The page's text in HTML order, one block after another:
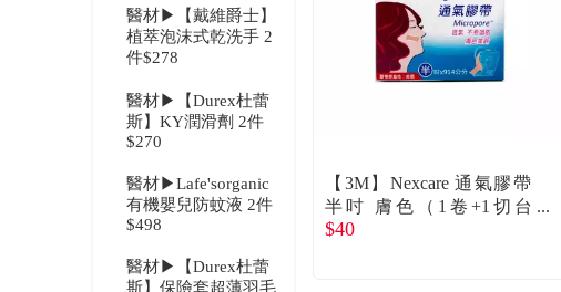
醫材▶【戴維爵士】
植萃泡沫式乾洗手 2
件$278
醫材▶【Durex杜蕾
斯】KY潤滑劑 2件
$270
醫材▶Lafe'sorganic
有機嬰兒防蚊液 2件
$498
醫材▶【Durex杜蕾
斯】保險套超薄羽毛
【3M】Nexcare 通氣膠帶
半吋 膚色（1卷+1切台
裝） 單入
$40